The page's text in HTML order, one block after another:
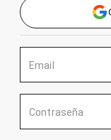
Email
Contraseña